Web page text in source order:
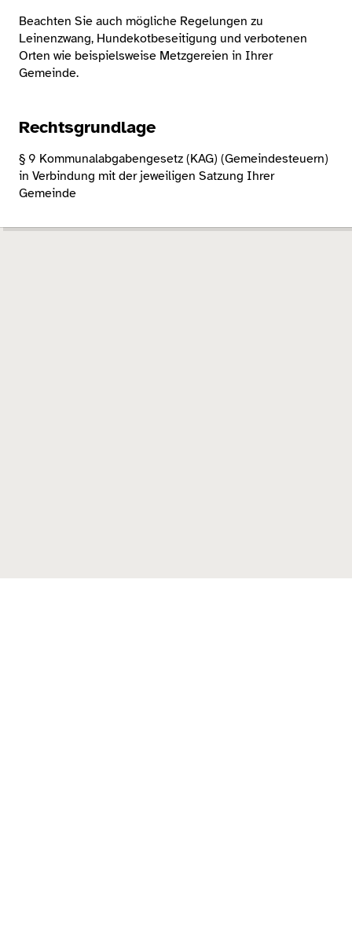
Beachten Sie auch mögliche Regelungen zu
Leinenzwang, Hundekotbeseitigung und verbotenen
Orten wie beispielsweise Metzgereien in Ihrer
Gemeinde.
Rechtsgrundlage
§ 9 Kommunalabgabengesetz (KAG) (Gemeindesteuern)
in Verbindung mit der jeweiligen Satzung Ihrer
Gemeinde